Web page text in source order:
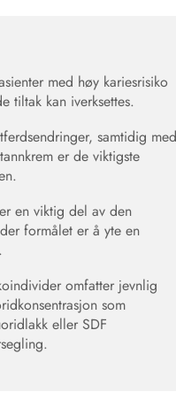
med høy kariesrisiko
tiltak kan iverksettes.
samtidig
er de viktigste
en viktig del av den
formålet er å yte en
omfatter jevnlig
som
eller SDF